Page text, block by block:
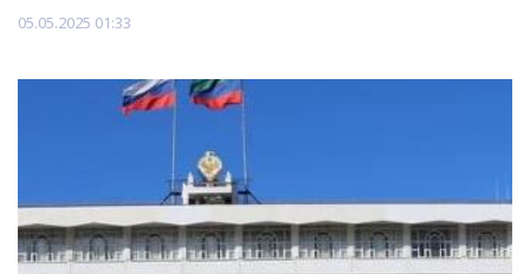
05.05.2025 01:33